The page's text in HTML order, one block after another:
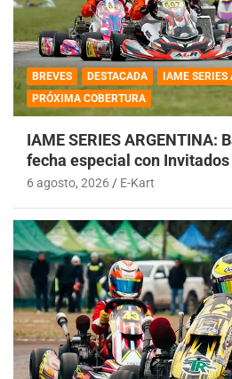
BREVES DESTACADA
IAME
PRÓXIMA COBERTURA
IAME SERIES ARGENTINA:
fecha especial con Invitados
6 agosto, 2026 E-Kart